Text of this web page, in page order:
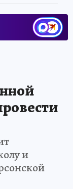
и